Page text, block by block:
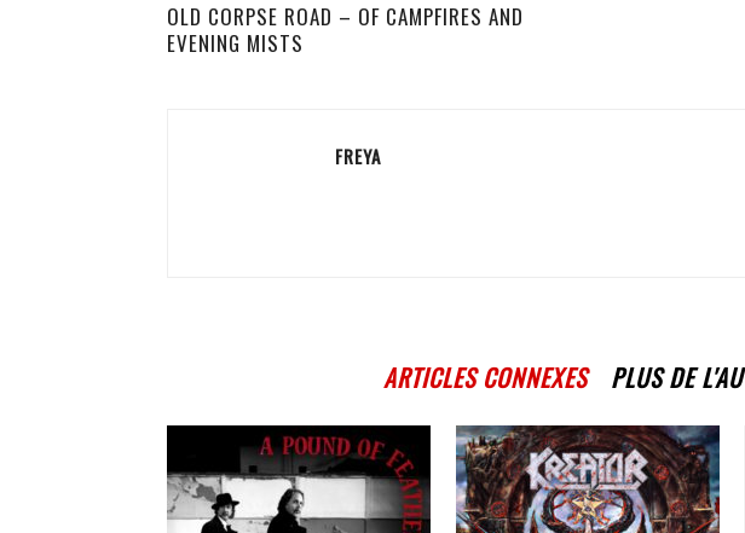
OLD CORPSE ROAD – OF CAMPFIRES AND
EVENING MISTS
FREYA
ARTICLES CONNEXES PLUS DE